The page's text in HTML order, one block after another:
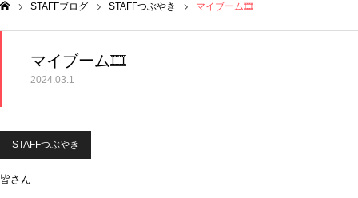
STAFFブログ STAFFつぶやき マイブーム🎞
マイブーム🎞
2024.03.1
STAFFつぶやき
皆さん